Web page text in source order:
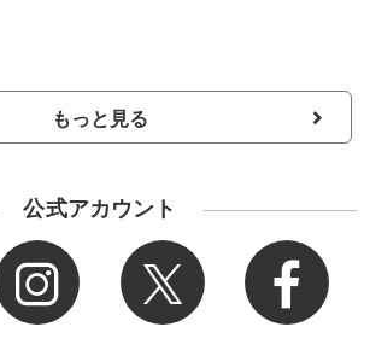
もっと見る
公式アカウント